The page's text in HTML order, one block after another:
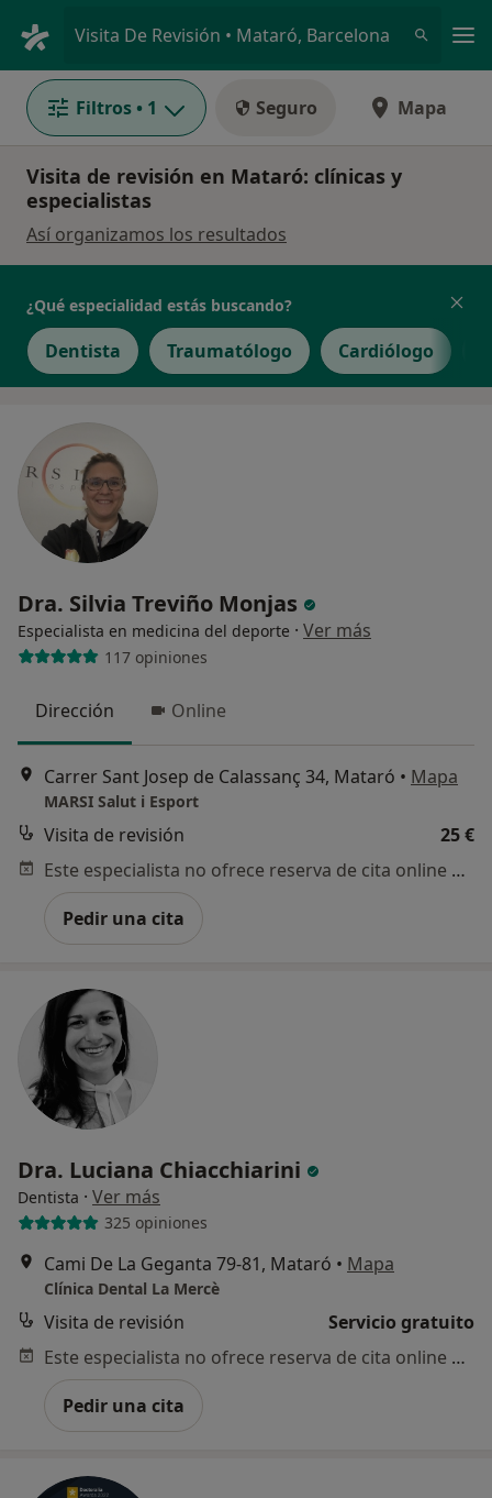
Visita De Revisión • Mataró, Barcelona
Filtros • 1 Seguro Mapa
Visita de revisión en Mataró: clínicas y
especialistas
Así organizamos los resultados
¿Qué especialidad estás buscando?
Dentista Traumatólogo Cardiólogo
Dra. Silvia Treviño Monjas
Especialista en medicina del deporte · Ver más
117 opiniones
Dirección Online
Carrer Sant Josep de Calassanç 34, Mataró • Mapa
MARSI Salut i Esport
Visita de revisión
25 €
Este especialista no ofrece reserva de cita online en esta dirección.
Pedir una cita
Dra. Luciana Chiacchiarini
Dentista · Ver más
325 opiniones
Cami De La Geganta 79-81, Mataró • Mapa
Clínica Dental La Mercè
Visita de revisión
Servicio gratuito
Este especialista no ofrece reserva de cita online en esta dirección.
Pedir una cita